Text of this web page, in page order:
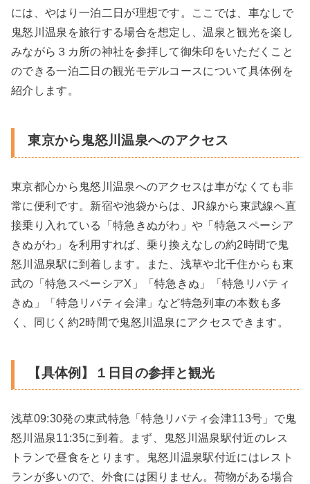
には、やはり一泊二日が理想です。ここでは、車なしで
鬼怒川温泉を旅行する場合を想定し、温泉と観光を楽し
みながら３カ所の神社を参拝して御朱印をいただくこと
のできる一泊二日の観光モデルコースについて具体例を
紹介します。
東京から鬼怒川温泉へのアクセス
東京都心から鬼怒川温泉へのアクセスは車がなくても非
常に便利です。新宿や池袋からは、JR線から東武線へ直
接乗り入れている「特急きぬがわ」や「特急スペーシア
きぬがわ」を利用すれば、乗り換えなしの約2時間で鬼
怒川温泉駅に到着します。また、浅草や北千住からも東
武の「特急スペーシアX」「特急きぬ」「特急リバティ
きぬ」「特急リバティ会津」など特急列車の本数も多
く、同じく約2時間で鬼怒川温泉にアクセスできます。
【具体例】１日目の参拝と観光
浅草09:30発の東武特急「特急リバティ会津113号」で鬼
怒川温泉11:35に到着。まず、鬼怒川温泉駅付近のレス
トランで昼食をとります。鬼怒川温泉駅付近にはレスト
ランが多いので、外食には困りません。荷物がある場合